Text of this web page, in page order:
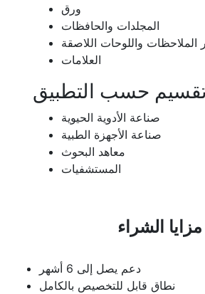
ورق
المجلدات والحافظات
الملاحظات واللوحات اللاصقة
العلامات
حسب التطبيق
صناعة الأدوية الحيوية
صناعة الأجهزة الطبية
معاهد البحوث
المستشفيات
مزايا الشراء
دعم يصل إلى 6 أشهر
نطاق قابل للتخصيص بالكامل